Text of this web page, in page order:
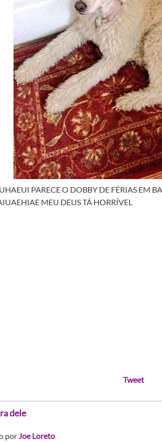
PARECE O DOBBY DE FÉRIAS EM
MEU DEUS TÁ HORRÍVEL
Tweet
dele
porJoe Loreto